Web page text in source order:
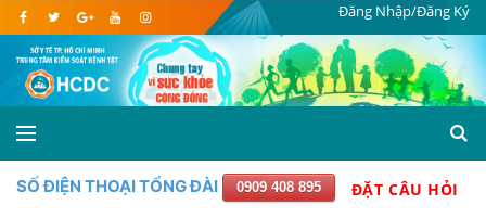
Đăng Nhập/Đăng Ký
SỐ ĐIỆN THOẠI TỔNG ĐÀI 0909 408 895 ĐẶT CÂU HỎI